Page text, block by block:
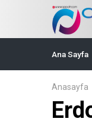
Ana Sayfa
Anasayfa